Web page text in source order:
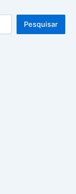
Pesquisar